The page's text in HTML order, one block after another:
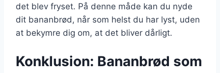
det blev fryset. På denne måde kan du nyde
dit bananbrød, når som helst du har lyst, uden
at bekymre dig om, at det bliver dårligt.
Konklusion: Bananbrød som